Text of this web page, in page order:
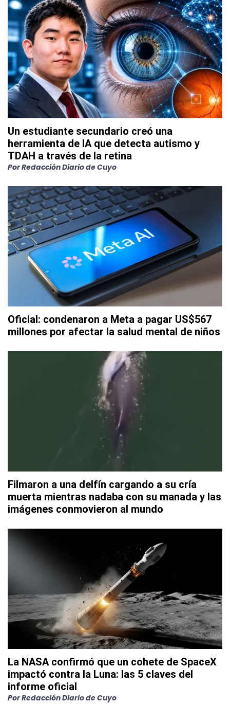
Un estudiante secundario creó una
herramienta de IA que detecta autismo y
TDAH a través de la retina
PorRedacción Diario de Cuyo
Oficial: condenaron a Meta a pagar US$567
millones por afectar la salud mental de niños
Filmaron a una delfín cargando a su cría
muerta mientras nadaba con su manada y las
imágenes conmovieron al mundo
La NASA confirmó que un cohete de SpaceX
impactó contra la Luna: las 5 claves del
informe oficial
PorRedacción Diario de Cuyo